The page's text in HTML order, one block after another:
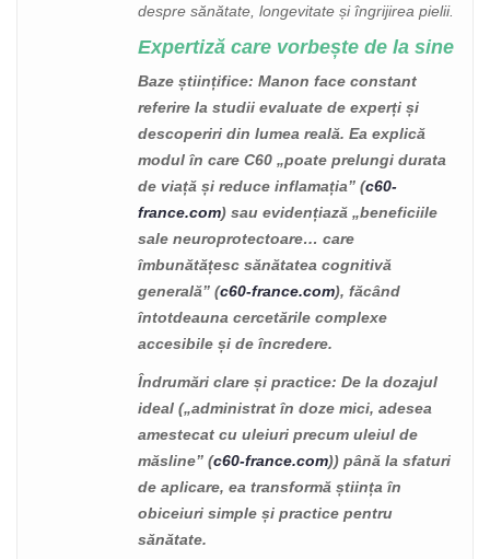
despre sănătate, longevitate și îngrijirea pielii.
Expertiză care vorbește de la sine
Baze științifice: Manon face constant
referire la studii evaluate de experți și
descoperiri din lumea reală. Ea explică
modul în care C60 „poate prelungi durata
de viață și reduce inflamația” (c60-
france.com) sau evidențiază „beneficiile
sale neuroprotectoare… care
îmbunătățesc sănătatea cognitivă
generală” (c60-france.com), făcând
întotdeauna cercetările complexe
accesibile și de încredere.
Îndrumări clare și practice: De la dozajul
ideal („administrat în doze mici, adesea
amestecat cu uleiuri precum uleiul de
măsline” (c60-france.com)) până la sfaturi
de aplicare, ea transformă știința în
obiceiuri simple și practice pentru
sănătate.